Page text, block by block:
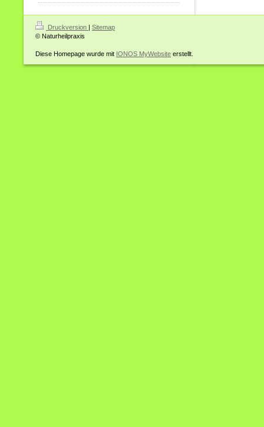
Druckversion | Sitemap
© Naturheilpraxis
Diese Homepage wurde mit IONOS MyWebsite erstellt.